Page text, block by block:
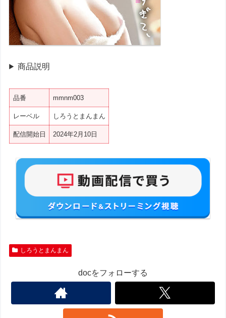
商品説明
品番 mmnm003
レーベル しろうとまんまん
配信開始日 2024年2月10日
しろうとまんまん
docをフォローする